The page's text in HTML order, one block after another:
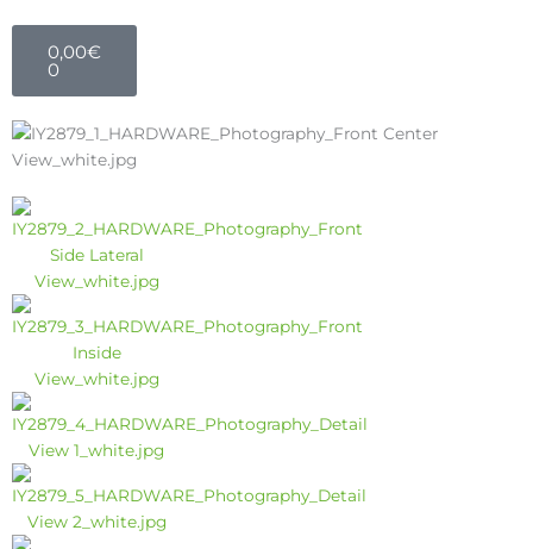
0,00€
0